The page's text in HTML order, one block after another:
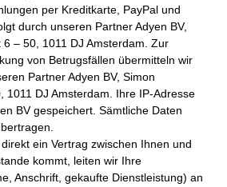
per Kreditkarte, PayPal und
durch unseren Partner Adyen BV,
– 50, 1011 DJ Amsterdam. Zur
von Betrugsfällen übermitteln wir
Partner Adyen BV, Simon
1011 DJ Amsterdam. Ihre IP-Adresse
BV gespeichert. Sämtliche Daten
ein Vertrag zwischen Ihnen und
kommt, leiten wir Ihre
Anschrift, gekaufte Dienstleistung) an